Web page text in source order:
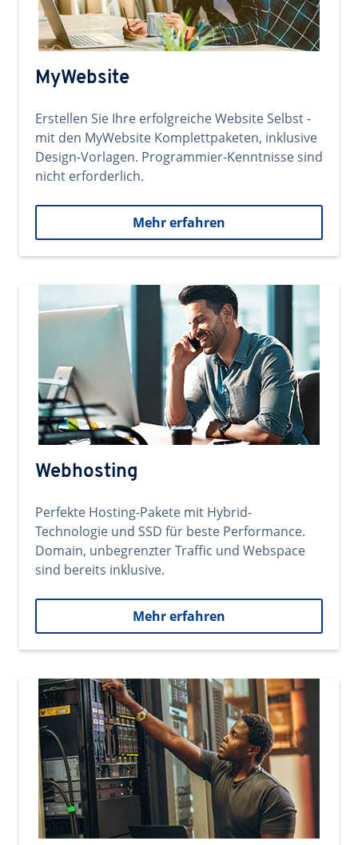
MyWebsite
Erstellen Sie Ihre erfolgreiche Website Selbst -
mit den MyWebsite Komplettpaketen, inklusive
Design-Vorlagen. Programmier-Kenntnisse sind
nicht erforderlich.
Mehr erfahren
Webhosting
Perfekte Hosting-Pakete mit Hybrid-
Technologie und SSD für beste Performance.
Domain, unbegrenzter Traffic und Webspace
sind bereits inklusive.
Mehr erfahren